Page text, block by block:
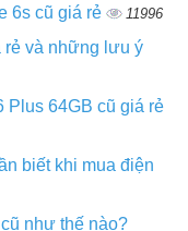
6s cũ giá rẻ 11996
rẻ và những lưu ý
Plus 64GB cũ giá rẻ
biết khi mua điện
như thế nào?